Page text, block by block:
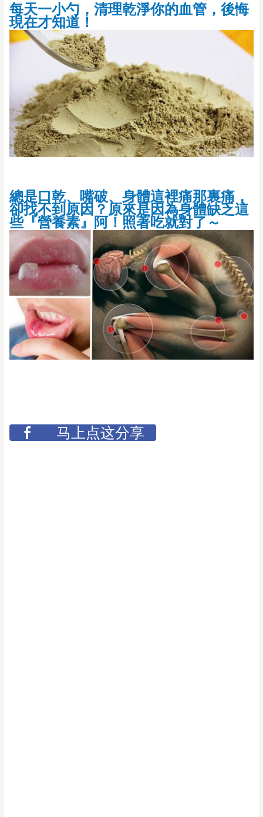
每天一小勺，清理乾淨你的血管，後悔
現在才知道！
總是口乾、嘴破、身體這裡痛那裏痛，
卻找不到原因？原來是因為身體缺乏這
些『營養素』阿！照著吃就對了～
马上点这分享